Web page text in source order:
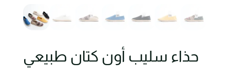
حذاء سليب أون كتان طبيعي